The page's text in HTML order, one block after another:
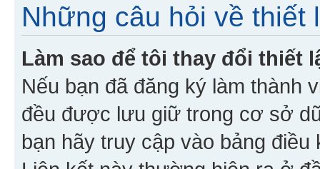
Những câu hỏi về thiết
Làm sao để tôi thay đổi thiết
Nếu bạn đã đăng ký làm thành
đều được lưu giữ trong cơ sở
bạn hãy truy cập vào bảng